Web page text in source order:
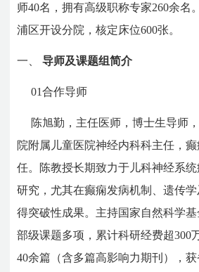
师40名，拥有高级职称专家260余名
浦区开设分院，核定床位600张。
一、导师及课题组简介
01合作导师
陈旭勤，主任医师，博士生导师
院附属儿童医院神经内科科主任，
任。陈教授长期致力于儿科神经系
研究，尤其在癫痫发病机制、遗传
得突破性成果。主持国家自然科学
部级课题多项，累计科研经费超300
40余篇（含多篇高影响力期刊），